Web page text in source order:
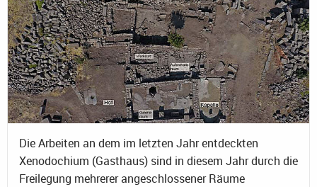
Die Arbeiten an dem im letzten Jahr entdeckten
Xenodochium (Gasthaus) sind in diesem Jahr durch die
Freilegung mehrerer angeschlossener Räume